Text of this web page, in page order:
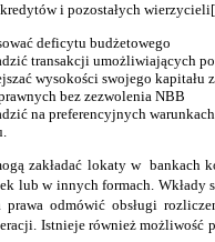
i pozostałych wierzycieli
deficytu budżetowego
transakcji umożliwiających
wysokości swojego kapitału
bez zezwolenia NBB
na preferencyjnych
zakładać lokaty w bankach
lub w innych formach.
odmówić obsługi
Istnieje również możliwość